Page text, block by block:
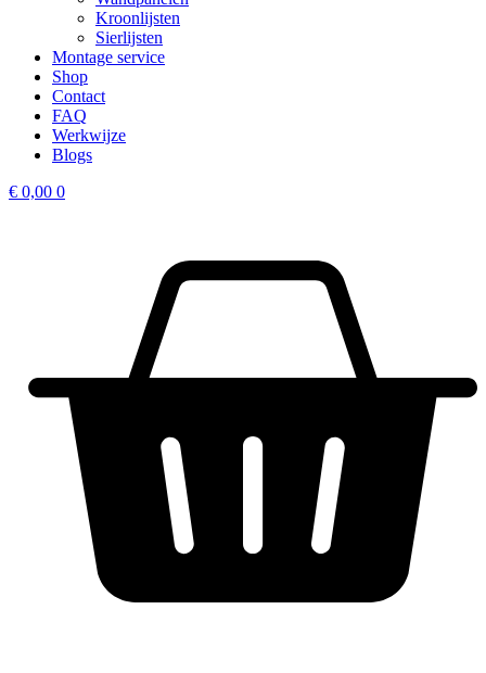
Kroonlijsten
Sierlijsten
Montage service
Shop
Contact
FAQ
Werkwijze
Blogs
€ 0,00 0